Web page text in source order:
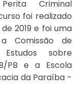
Criminal
foi realizado
2019 e foi uma
Comissão de
sobre
PB e a Escola
da Paraíba -